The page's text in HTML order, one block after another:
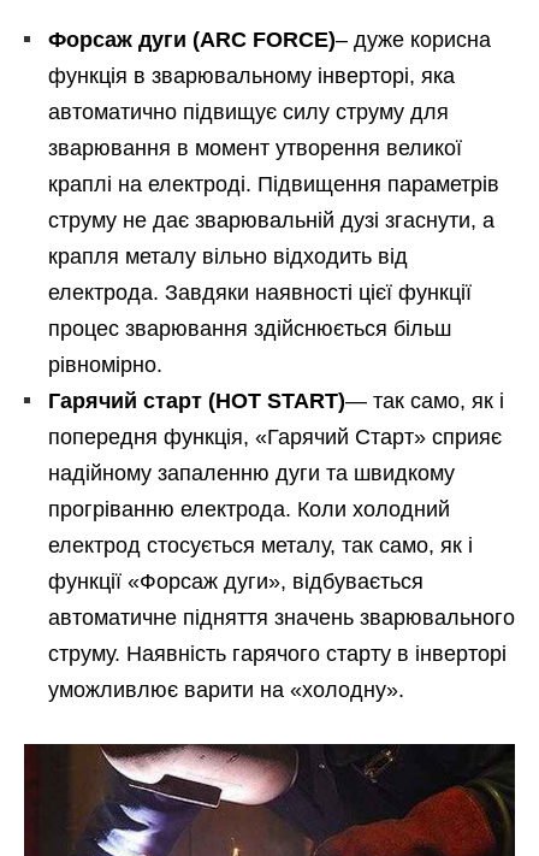
Форсаж дуги (ARC FORCE)– дуже корисна
функція в зварювальному інверторі, яка
автоматично підвищує силу струму для
зварювання в момент утворення великої
краплі на електроді. Підвищення параметрів
струму не дає зварювальній дузі згаснути, а
крапля металу вільно відходить від
електрода. Завдяки наявності цієї функції
процес зварювання здійснюється більш
рівномірно.
Гарячий старт (HOT START)— так само, як і
попередня функція, «Гарячий Старт» сприяє
надійному запаленню дуги та швидкому
прогріванню електрода. Коли холодний
електрод стосується металу, так само, як і
функції «Форсаж дуги», відбувається
автоматичне підняття значень зварювального
струму. Наявність гарячого старту в інверторі
уможливлює варити на «холодну».